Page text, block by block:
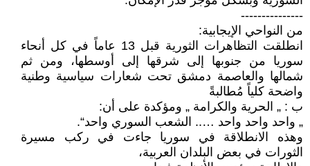
---------------
من النواحي الإيجابية:
انطلقت التظاهرات الثورية قبل 13 عاماً في كل أنحاء
سوريا من جنوبها إلى شرقها إلى أوسطها، ومن ثم
شمالها والعاصمة دمشق تحت شعارات سياسية وطنية
واضحة كلياً مُطالبةً
ب : „ الحرية والكرامة „ ومؤكدة على أن:
„ واحد واحد واحد ….. الشعب السوري واحد“.
وهذه الانطلاقة في سوريا جاءت في ركب مسيرة
الثورات في بعض البلدان العربية،